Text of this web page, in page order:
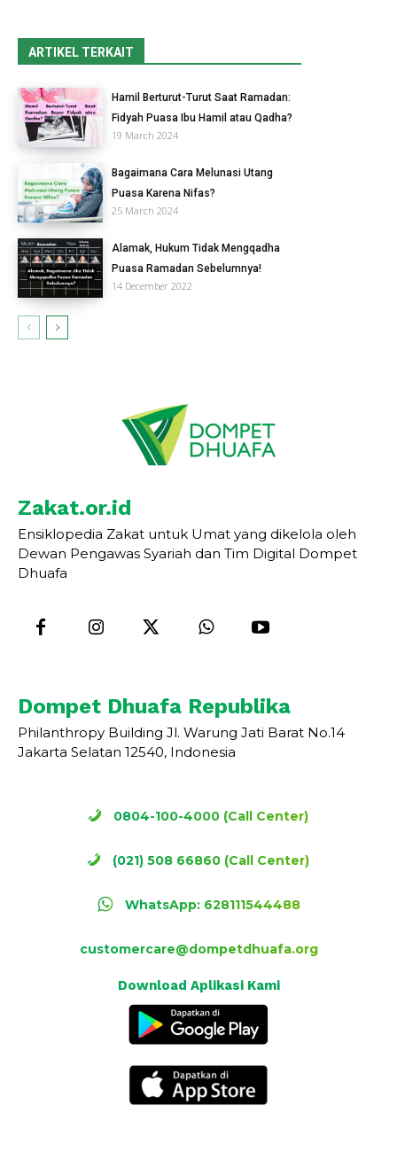
ARTIKEL TERKAIT
Hamil Berturut-Turut Saat Ramadan:
Fidyah Puasa Ibu Hamil atau Qadha?
19 March 2024
Bagaimana Cara Melunasi Utang
Puasa Karena Nifas?
25 March 2024
Alamak, Hukum Tidak Mengqadha
Puasa Ramadan Sebelumnya!
14 December 2022
Zakat.or.id
Ensiklopedia Zakat untuk Umat yang dikelola oleh
Dewan Pengawas Syariah dan Tim Digital Dompet
Dhuafa
Dompet Dhuafa Republika
Philanthropy Building Jl. Warung Jati Barat No.14
Jakarta Selatan 12540, Indonesia
0804-100-4000 (Call Center)
(021) 508 66860 (Call Center)
WhatsApp: 628111544488
customercare@dompetdhuafa.org
Download Aplikasi Kami